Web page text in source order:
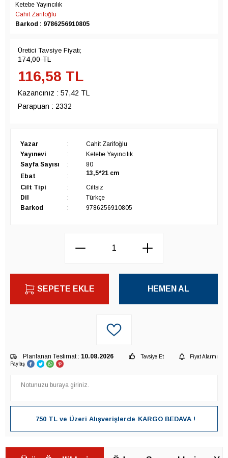
Ketebe Yayıncılık
Cahit Zarifoğlu
Barkod : 9786256910805
Üretici Tavsiye Fiyatı;
174,00TL
116,58 TL
Kazancınız : 57,42 TL
Parapuan : 2332
Yazar :
Cahit Zarifoğlu
Yayınevi
:
Ketebe Yayıncılık
Sayfa Sayısı
:
80
Ebat
: 13,5*21 cm
Cilt Tipi
:
Ciltsiz
Dil
:
Türkçe
Barkod
: 9786256910805
SEPETE EKLE HEMEN AL
Planlanan Teslimat : 10.08.2026 Tavsiye Et
Fiyat Alarmı
Paylaş
750 TL ve Üzeri Alışverişlerde KARGO BEDAVA !